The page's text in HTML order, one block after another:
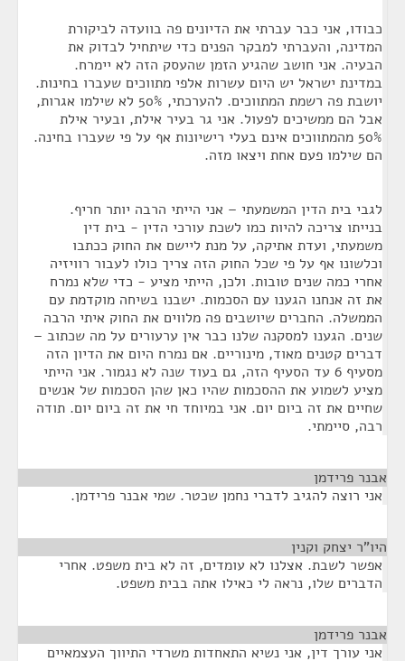
כבודו, אני כבר עברתי את הדיונים פה בוועדה לביקורת
המדינה, והעברתי למבקר הפנים כדי שיתחיל לבדוק את
הבעיה. אני חושב שהגיע הזמן שהעסק הזה לא יימרח.
במדינת ישראל יש היום עשרות אלפי מתווכים שעברו בחינות.
יושבת פה רשמת המתווכים. להערכתי, 50% לא שילמו אגרות,
אבל הם ממשיכים לפעול. אני גר בעיר אילת, ובעיר אילת
50% מהמתווכים אינם בעלי רישיונות אף על פי שעברו בחינה.
הם שילמו פעם אחת ויצאו מזה.
לגבי בית הדין המשמעתי – אני הייתי הרבה יותר חריף.
בנייתו צריכה להיות כמו לשכת עורכי הדין - בית דין
משמעתי, ועדת אתיקה, על מנת ליישם את החוק ככתבו
וכלשונו אף על פי שכל החוק הזה צריך כולו לעבור רוויזיה
אחרי כמה שנים טובות. ולכן, הייתי מציע - כדי שלא נמרח
את זה אנחנו הגענו עם הסכמות. ישבנו בשיחה מוקדמת עם
הממשלה. החברים שיושבים פה מלווים את החוק איתי הרבה
שנים. הגענו למסקנה שלנו כבר אין ערעורים על מה שכתוב –
דברים קטנים מאוד, מינוריים. אם נמרח היום את הדיון הזה
מסעיף 6 עד הסעיף הזה, גם בעוד שנה לא נגמור. אני הייתי
מציע לשמוע את ההסכמות שהיו כאן שהן הסכמות של אנשים
שחיים את זה ביום יום. אני במיוחד חי את זה ביום יום. תודה
רבה, סיימתי.
אבנר פרידמן
אני רוצה להגיב לדברי נחמן שכטר. שמי אבנר פרידמן.
היו"ר יצחק וקנין
אפשר לשבת. אצלנו לא עומדים, זה לא בית משפט. אחרי
הדברים שלו, נראה לי כאילו אתה בבית משפט.
אבנר פרידמן
אני עורך דין, אני נשיא התאחדות משרדי התיווך העצמאיים